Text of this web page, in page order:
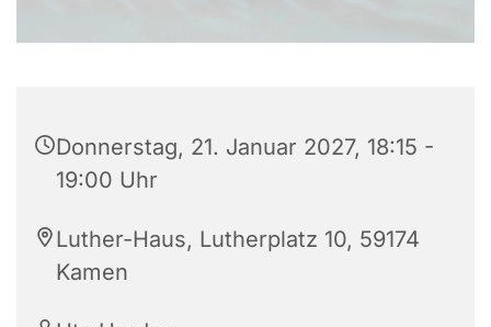
Donnerstag, 21. Januar 2027, 18:15 -
19:00 Uhr
Luther-Haus, Lutherplatz 10, 59174
Kamen